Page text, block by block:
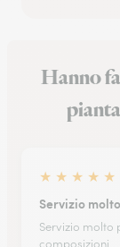
Hanno
★ ★ ★ ★ ★
Servizio
Servizio molto
composizioni